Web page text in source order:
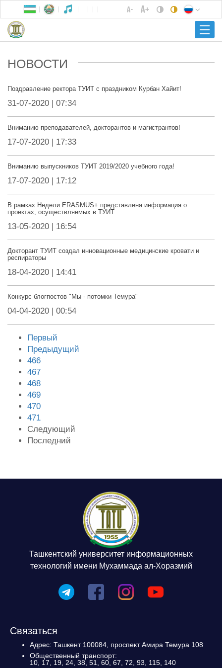
НОВОСТИ
Поздравление ректора ТУИТ с праздником Курбан Хайит!
31-07-2020 | 07:34
Вниманию преподавателей, докторантов и магистрантов!
17-07-2020 | 17:33
Вниманию выпускников ТУИТ 2019/2020 учебного года!
17-07-2020 | 17:12
В рамках Недели ERASMUS+ представлена информация о
проектах, осуществляемых в ТУИТ
13-05-2020 | 16:54
Докторант ТУИТ создал инновационные медицинские кровати и
респираторы
18-04-2020 | 14:41
Конкурс блогпостов "Мы - потомки Темура"
04-04-2020 | 00:54
Первый
Предыдущий
466
467
468
469
470
471
Следующий
Последний
Ташкентский университет информационных
технологий имени Мухаммада ал-Хоразмий
Связаться
Адрес: Ташкент 100084, проспект Амира Темура 108
Общественный транспорт:
10, 17, 19, 24, 38, 51, 60, 67, 72, 93, 115, 140